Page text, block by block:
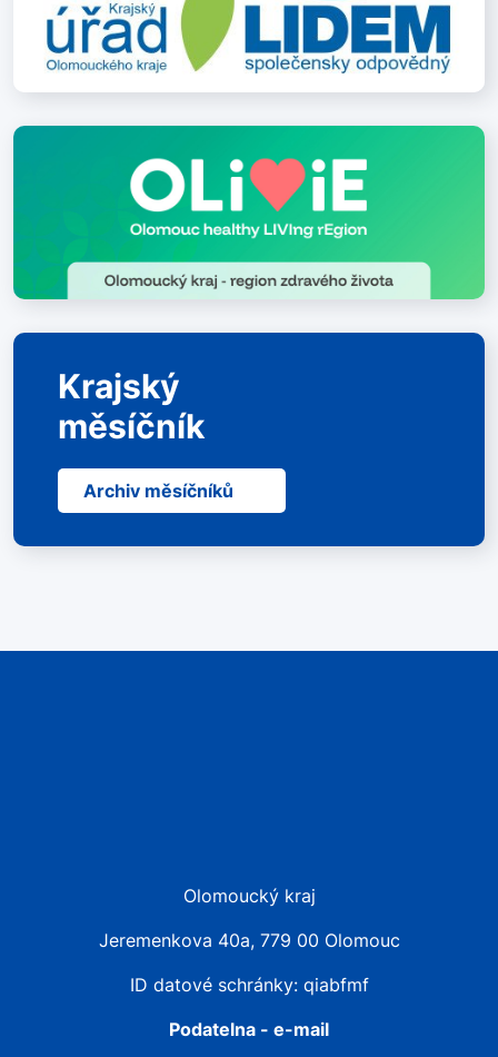
Krajský
měsíčník
Archiv měsíčníků
Olomoucký kraj
Jeremenkova 40a, 779 00 Olomouc
ID datové schránky: qiabfmf
Podatelna - e-mail